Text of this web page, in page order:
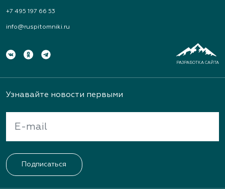
+7 495 197 66 53
info@ruspitomniki.ru
РАЗРАБОТКА САЙТА
Узнавайте новости первыми
Подписаться